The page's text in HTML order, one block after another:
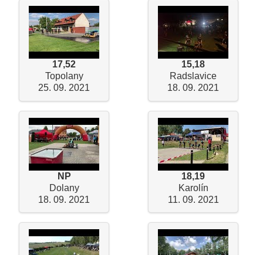
17,52
Topolany
25. 09. 2021
15,18
Radslavice
18. 09. 2021
NP
Dolany
18. 09. 2021
18,19
Karolín
11. 09. 2021